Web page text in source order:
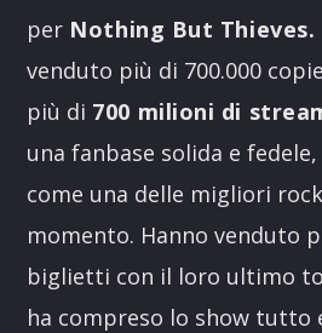
per Nothing But Thieves.
venduto più di 700.000
più di 700 milioni di
una fanbase solida e
come una delle migliori
momento. Hanno venduto
biglietti con il loro ultimo
ha compreso lo show tutto